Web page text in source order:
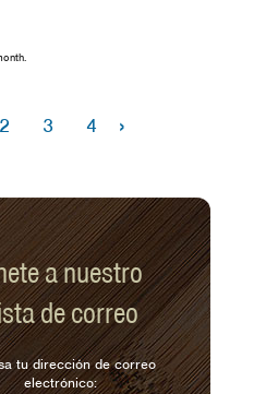
2 3 4 ›
a nuestro
de correo
tu dirección de correo
electrónico: